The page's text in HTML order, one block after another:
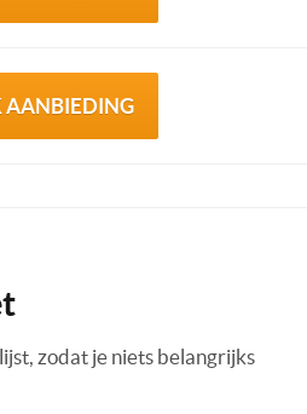
AANBIEDING
zodat je niets belangrijks